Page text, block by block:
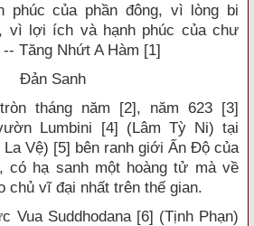
phúc của phần đông, vì lòng bi
vì lợi ích và hạnh phúc của chư
Tăng Nhứt A Hàm [1]
Đản Sanh
tháng năm [2], năm 623 [3]
Lumbini [4] (Lâm Tỳ Ni) tại
Vệ) [5] bên ranh giới Ấn Độ của
có hạ sanh một hoàng tử mà về
chủ vĩ đại nhất trên thế gian.
Vua Suddhodana [6] (Tịnh Phạn)